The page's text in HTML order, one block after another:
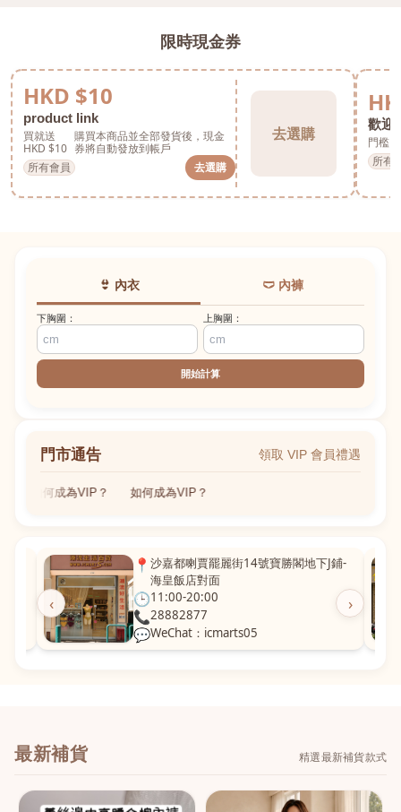
限時現金券
HKD $10
product link
買就送
HKD $10
購買本商品並全部發貨後，現金
券將自動發放到帳戶
所有會員
去選購
去選購
歡迎
門檻
所有
👙 內衣 🩲 內褲
下胸圍： 上胸圍：
開始計算
門市通告 領取 VIP 會員禮遇
如何成為VIP？ 如何成為VIP？
‹ ›
📍 沙嘉都喇賈罷麗街14號寶勝閣地下J鋪-
海皇飯店對面
🕒11:00-20:00
📞28882877
💬WeChat：icmarts05
最新補貨 精選最新補貨款式